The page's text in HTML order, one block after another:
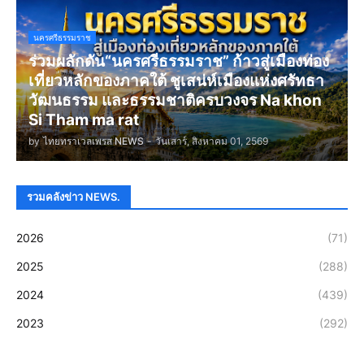
นครศรีธรรมราช
ร่วมผลักดัน“นครศรีธรรมราช” ก้าวสู่เมืองท่อง
เที่ยวหลักของภาคใต้ ชูเสน่ห์เมืองแห่งศรัทธา
วัฒนธรรม และธรรมชาติครบวงจร Na khon
Si Tham ma rat
by ไทยทราเวลเพรส NEWS - วันเสาร์, สิงหาคม 01, 2569
รวมคลังข่าว NEWS.
2026 (71)
2025 (288)
2024 (439)
2023 (292)